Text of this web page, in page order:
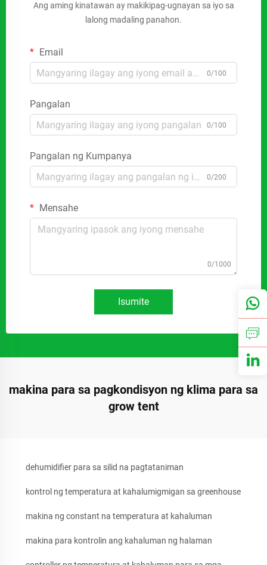
Ang aming kinatawan ay makikipag-ugnayan sa iyo sa
lalong madaling panahon.
Email
0/100
Pangalan
0/100
Pangalan ng Kumpanya
0/200
Mensahe
0/1000
Isumite
makina para sa pagkondisyon ng klima para sa
grow tent
dehumidifier para sa silid na pagtataniman
kontrol ng temperatura at kahalumigmigan sa greenhouse
makina ng constant na temperatura at kahaluman
makina para kontrolin ang kahaluman ng halaman